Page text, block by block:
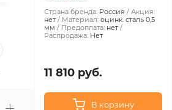
Страна бренда: Россия
Акция:
нет
Материал: оцинк. сталь 0,5
мм
Предоплата: нет
Распродажа: Нет
11 810 руб.
В корзину